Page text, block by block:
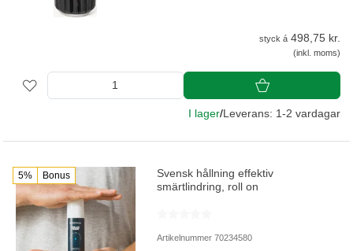
styck á 498,75 kr.
(inkl. moms)
I lager/Leverans: 1-2 vardagar
5% Bonus
Svensk hållning effektiv
smärtlindring, roll on
Artikelnummer 70234580